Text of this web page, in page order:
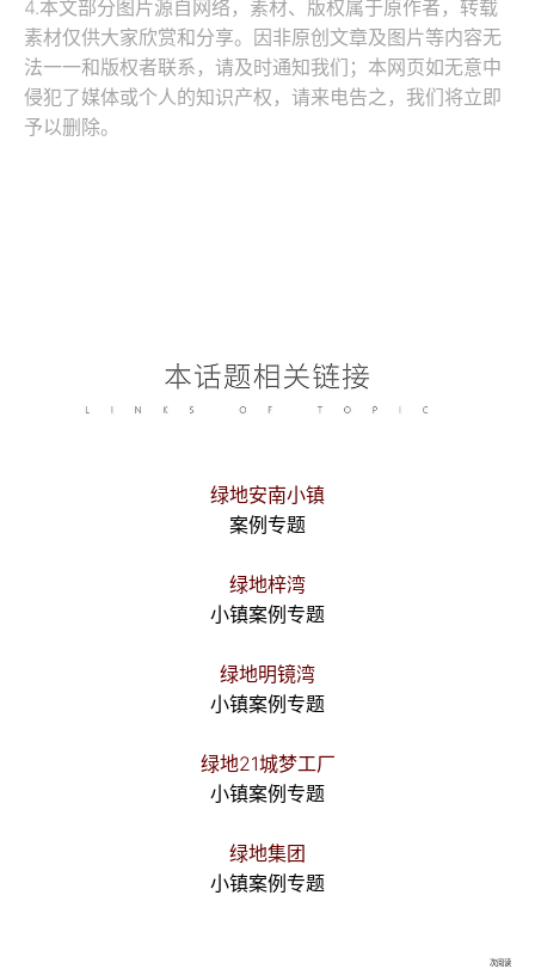
4.本文部分图片源自网络，素材、版权属于原作者，转载
素材仅供大家欣赏和分享。因非原创文章及图片等内容无
法一一和版权者联系，请及时通知我们；本网页如无意中
侵犯了媒体或个人的知识产权，请来电告之，我们将立即
予以删除。
绿地安南小镇
案例专题
绿地梓湾
小镇案例专题
绿地明镜湾
小镇案例专题
绿地21城梦工厂
小镇案例专题
绿地集团
小镇案例专题
次阅读